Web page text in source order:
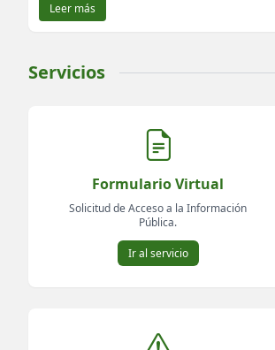
Leer más
Servicios
Formulario Virtual
Solicitud de Acceso a la Información
Pública.
Ir al servicio